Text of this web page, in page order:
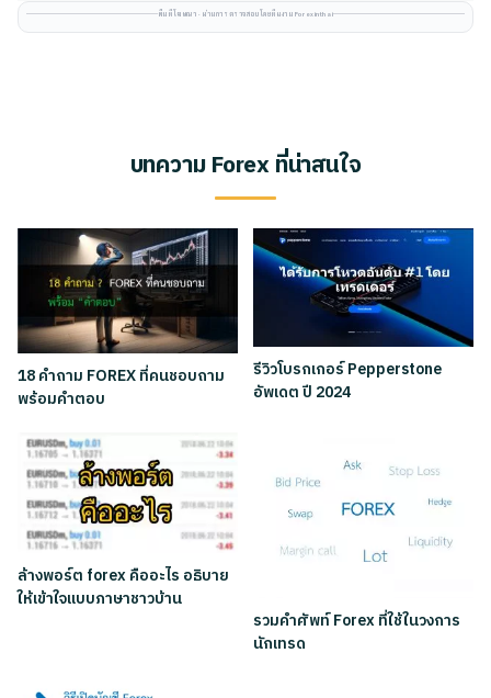
พื้นที่โฆษณา · ผ่านการตรวจสอบโดยทีมงาน Forexinthai
บทความ Forex ที่น่าสนใจ
18 คำถาม FOREX ที่คนชอบถาม
พร้อมคำตอบ
รีวิวโบรกเกอร์ Pepperstone
อัพเดต ปี 2024
ล้างพอร์ต forex คืออะไร อธิบาย
ให้เข้าใจแบบภาษาชาวบ้าน
รวมคำศัพท์ Forex ที่ใช้ในวงการ
นักเทรด